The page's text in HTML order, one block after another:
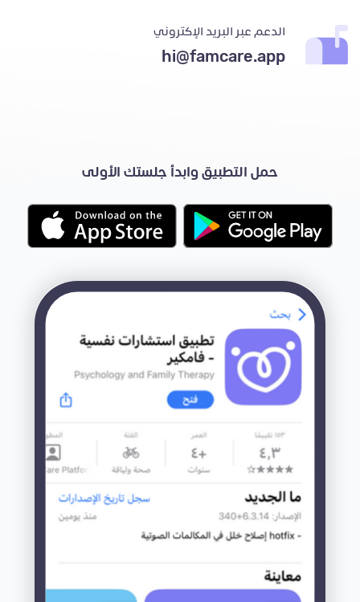
الدعم عبر البريد الإكتروني
hi@famcare.app
حمل التطبيق وابدأ جلستك الأولى